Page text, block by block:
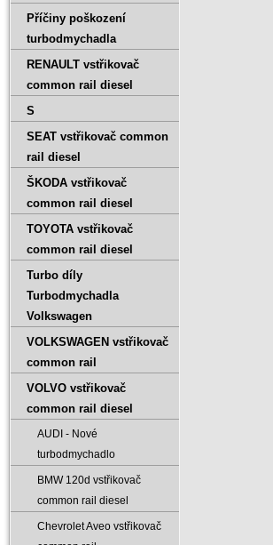
Příčiny poškození
turbodmychadla
RENAULT vstřikovač
common rail diesel
S
SEAT vstřikovač common
rail diesel
ŠKODA vstřikovač
common rail diesel
TOYOTA vstřikovač
common rail diesel
Turbo díly
Turbodmychadla
Volkswagen
VOLKSWAGEN vstřikovač
common rail
VOLVO vstřikovač
common rail diesel
AUDI - Nové
turbodmychadlo
BMW 120d vstřikovač
common rail diesel
Chevrolet Aveo vstřikovač